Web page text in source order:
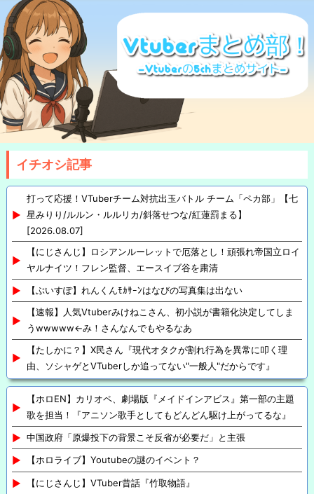
イチオシ記事
打って応援！VTuberチーム対抗出玉バトル チーム「ペカ部」【七
星みりり/ルルン・ルルリカ/斜落せつな/紅蓮罰まる】
[2026.08.07]
【にじさんじ】ロシアンルーレットで厄落とし！頑張れ帝国立ロイ
ヤルナイツ！フレン監督、エースイブ谷を粛清
【ぶいすぽ】れんくんﾓｶｻｰﾝはなびの写真集は出ない
【速報】人気Vtuberみけねこさん、初小説が書籍化決定してしま
うwwwww←み！さんなんでもやるなあ
【たしかに？】X民さん『現代オタクが割れ行為を異常に叩く理
由、ソシャゲとVTuberしか追ってない"一般人"だからです』
【ホロEN】カリオペ、劇場版『メイドインアビス』第一部の主題
歌を担当！『アニソン歌手としてもどんどん駆け上がってるな』
中国政府「原爆投下の背景こそ反省が必要だ」と主張
【ホロライブ】Youtubeの謎のイベント？
【にじさんじ】VTuber昔話『竹取物語』